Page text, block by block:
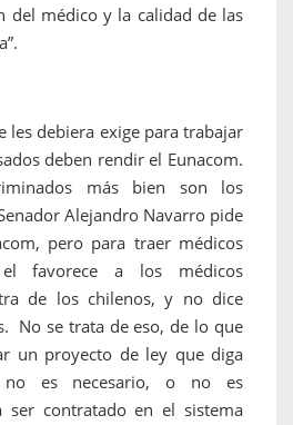
del médico y la calidad de las
les debiera exige para trabajar
deben rendir el Eunacom.
más bien son los
Alejandro Navarro pide
pero para traer médicos
favorece a los médicos
de los chilenos, y no dice
No se trata de eso, de lo que
un proyecto de ley que diga
no es necesario, o no es
ser contratado en el sistema